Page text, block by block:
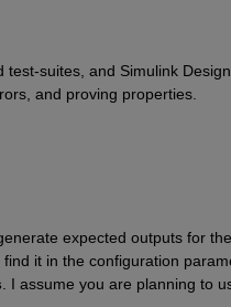
suites, and Simulink
and proving properties.
expected outputs for
it in the configuration
. I assume you are planning to